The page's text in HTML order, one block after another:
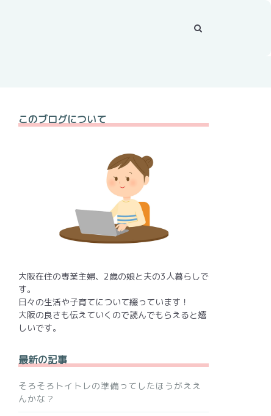
このブログについて
大阪在住の専業主婦、2歳の娘と夫の3人暮らしで
す。
日々の生活や子育てについて綴っています！
大阪の良さも伝えていくので読んでもらえると嬉
しいです。
最新の記事
そろそろトイトレの準備ってしたほうがええ
んかな？